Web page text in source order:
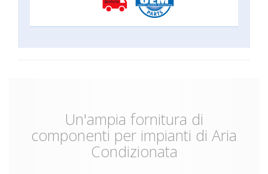
Un'ampia fornitura di
componenti per impianti di Aria
Condizionata